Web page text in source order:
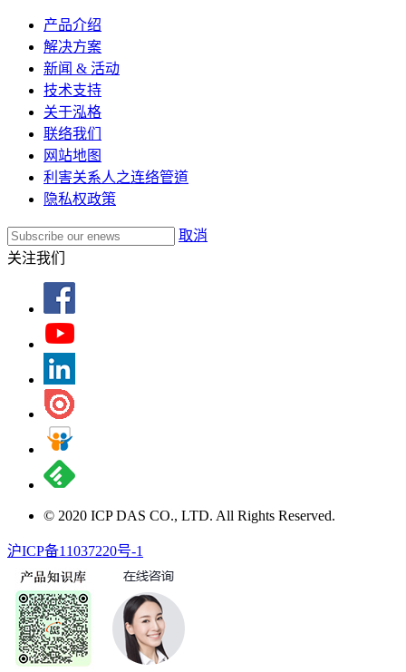
产品介绍
解决方案
新闻 & 活动
技术支持
关于泓格
联络我们
网站地图
利害关系人之连络管道
隐私权政策
取消
关注我们
© 2020 ICP DAS CO., LTD. All Rights Reserved.
沪ICP备11037220号-1